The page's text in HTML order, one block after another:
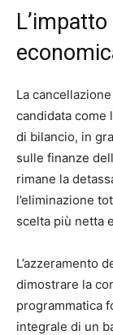
La
candidata come
di bilancio, in
sulle finanze
rimane la
l’eliminazione
scelta più netta
L’azzeramento
dimostrare la
programmatica
integrale di un